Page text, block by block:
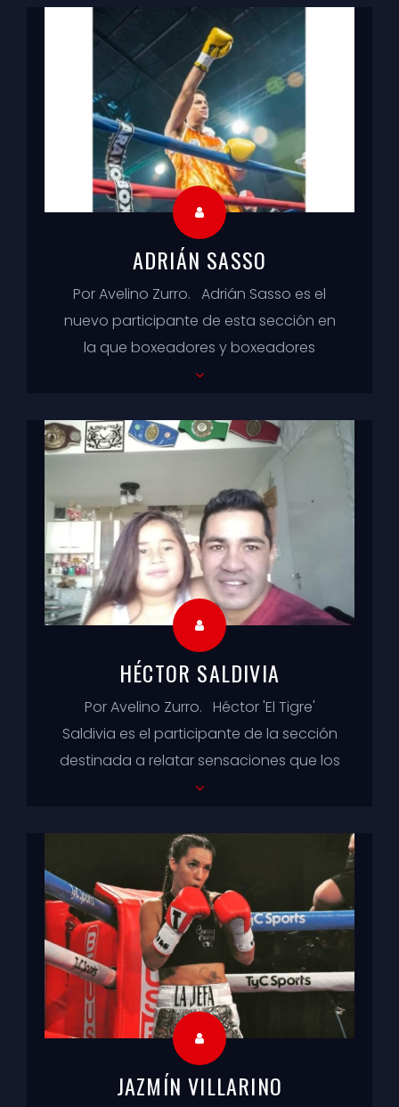
ADRIÁN SASSO
Por Avelino Zurro. Adrián Sasso es el
nuevo participante de esta sección en
la que boxeadores y boxeadores
relatan sus sensaciones arriba y abajo
HÉCTOR SALDIVIA
Por Avelino Zurro. Héctor 'El Tigre'
Saldivia es el participante de la sección
destinada a relatar sensaciones que los
boxeadores y boxeadoras ...
JAZMÍN VILLARINO